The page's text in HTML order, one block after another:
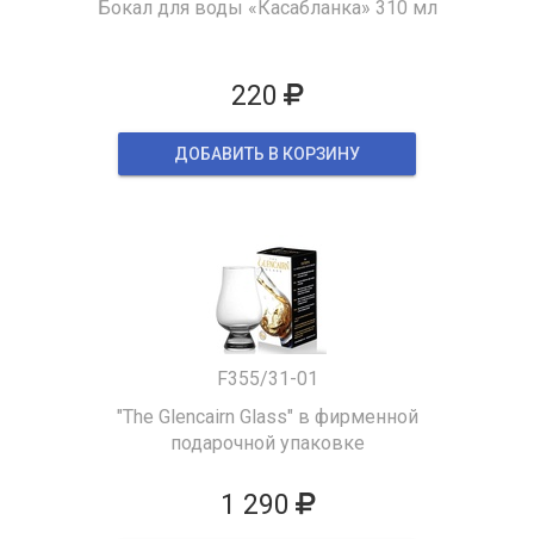
Бокал для воды «Касабланка» 310 мл
220
ДОБАВИТЬ В КОРЗИНУ
F355/31-01
"The Glencairn Glass" в фирменной
подарочной упаковке
1 290